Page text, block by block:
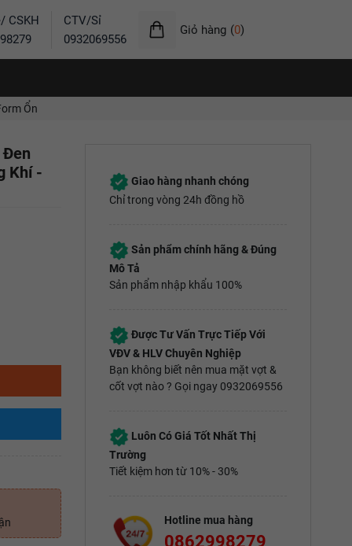
CSKH
CTV/Sỉ
0932069556
Giỏ hàng (0)
Ổn
Đen
Khí -
Giao hàng nhanh chóng
Chỉ trong vòng 24h đồng hồ
Sản phẩm chính hãng & Đúng
Mô Tả
Sản phẩm nhập khẩu 100%
Được Tư Vấn Trực Tiếp Với
VĐV & HLV Chuyên Nghiệp
Bạn không biết nên mua mặt vợt &
cốt vợt nào ? Gọi ngay 0932069556
Luôn Có Giá Tốt Nhất Thị
Trường
Tiết kiệm hơn từ 10% - 30%
Hotline mua hàng
0862998279